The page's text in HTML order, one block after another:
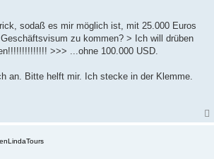
sodaß es mir möglich ist, mit 25.000 Euros
zu kommen? > Ich will drüben
>>> ...ohne 100.000 USD.
an. Bitte helft mir. Ich stecke in der Klemme.